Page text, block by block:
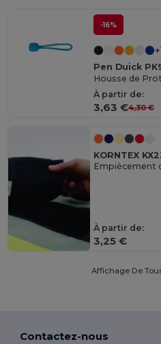
-16%
Pen Duick
Housse de
À partir de:
3,63 €4,30 €
KORNTEX
Empiècement
À partir de:
3,25 €
Affichage De
Contactez-nous